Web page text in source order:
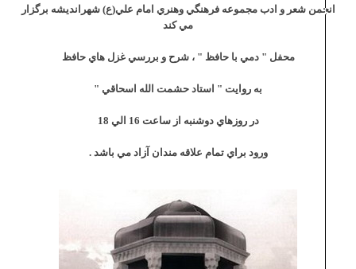
انجمن شعر و ادب مجموعه فرهنگي وهنري امام علي(ع) شهرانديشه برگزار
مي كند
محفل " دمي با حافظ " ، شرح و بررسي غزل هاي حافظ
به روايت " استاد حشمت الله اسحاقي "
در روزهاي دوشنبه از ساعت 16 الي 18
ورود براي تمام علاقه مندان آزاد مي باشد .